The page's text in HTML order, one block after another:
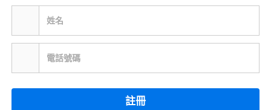
姓名
電話號碼
註冊